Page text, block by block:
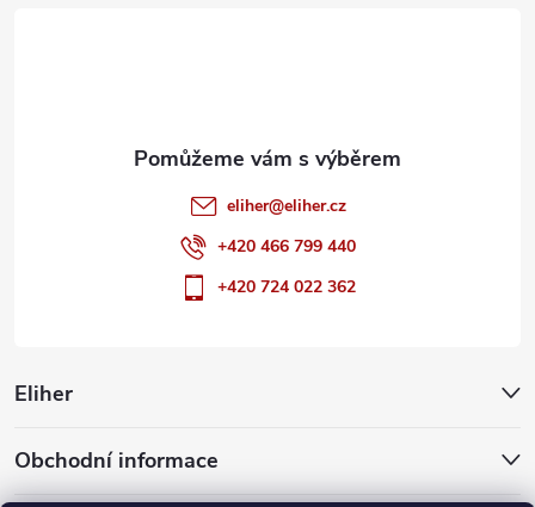
Eliher
Obchodní informace
eliher@eliher.cz
+420 466 799 440
+420 724 022 362